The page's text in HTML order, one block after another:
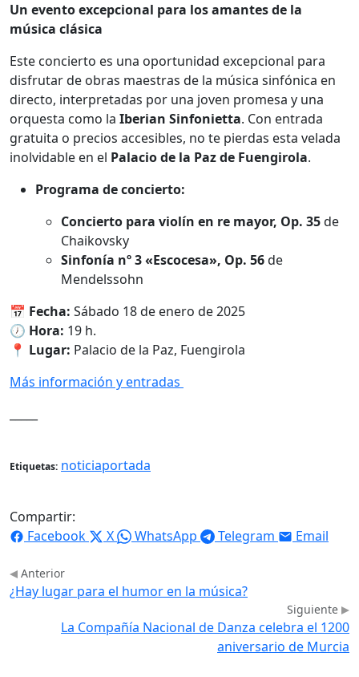
Un evento excepcional para los amantes de la
música clásica
Este concierto es una oportunidad excepcional para
disfrutar de obras maestras de la música sinfónica en
directo, interpretadas por una joven promesa y una
orquesta como la Iberian Sinfonietta. Con entrada
gratuita o precios accesibles, no te pierdas esta velada
inolvidable en el Palacio de la Paz de Fuengirola.
Programa de concierto:
Concierto para violín en re mayor, Op. 35de
Chaikovsky
Sinfonía nº 3 «Escocesa», Op. 56de
Mendelssohn
📅 Fecha: Sábado 18 de enero de 2025
🕖 Hora: 19 h.
📍 Lugar: Palacio de la Paz, Fuengirola
Más información y entradas
Etiquetas: noticiaportada
Compartir:
Facebook
X WhatsApp Telegram Email
Anterior
¿Hay lugar para el humor en la música?
Siguiente
La Compañía Nacional de Danza celebra el 1200
aniversario de Murcia